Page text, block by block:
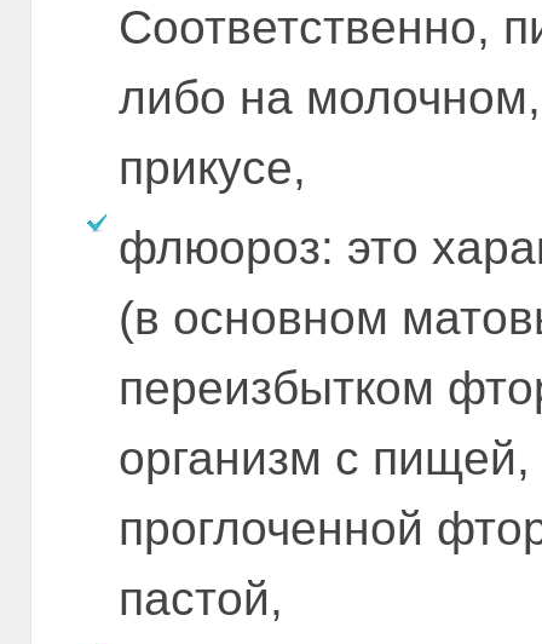
Соответственно,
либо на
прикусе,
флюороз: это
(в основном
переизбытком
организм с
проглоченной
пастой,